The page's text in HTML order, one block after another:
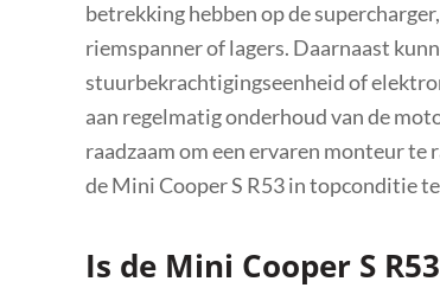
betrekking hebben op de
riemspanner of lagers. Daarnaast
stuurbekrachtigingseenheid of
aan regelmatig onderhoud van de
raadzaam om een ervaren monteur
de Mini Cooper S R53 in topconditie
Is de Mini Cooper S